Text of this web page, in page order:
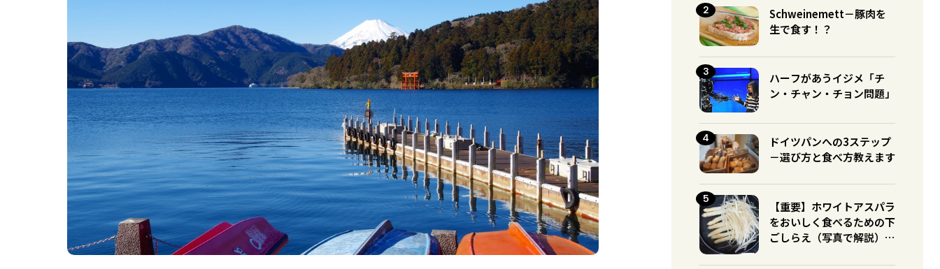
Schweinemett－豚肉を
生で食す！？
ハーフがあうイジメ「チ
ン・チャン・チョン問題」
ドイツパンへの3ステップ
－選び方と食べ方教えます
【重要】ホワイトアスパラ
をおいしく食べるための下
ごしらえ（写真で解説）※